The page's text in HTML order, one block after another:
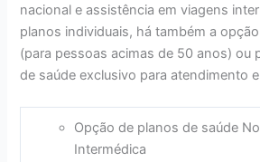
nacional e assistência em viagens
planos individuais, há também a
(para pessoas acimas de 50 anos) ou
de saúde exclusivo para atendimento
Opção de planos de saúde
Intermédica